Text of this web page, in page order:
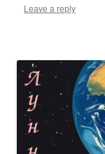
Leave a reply